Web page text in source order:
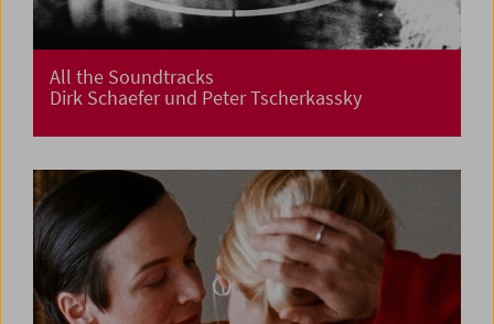
All the Soundtracks
Dirk Schaefer und Peter Tscherkassky